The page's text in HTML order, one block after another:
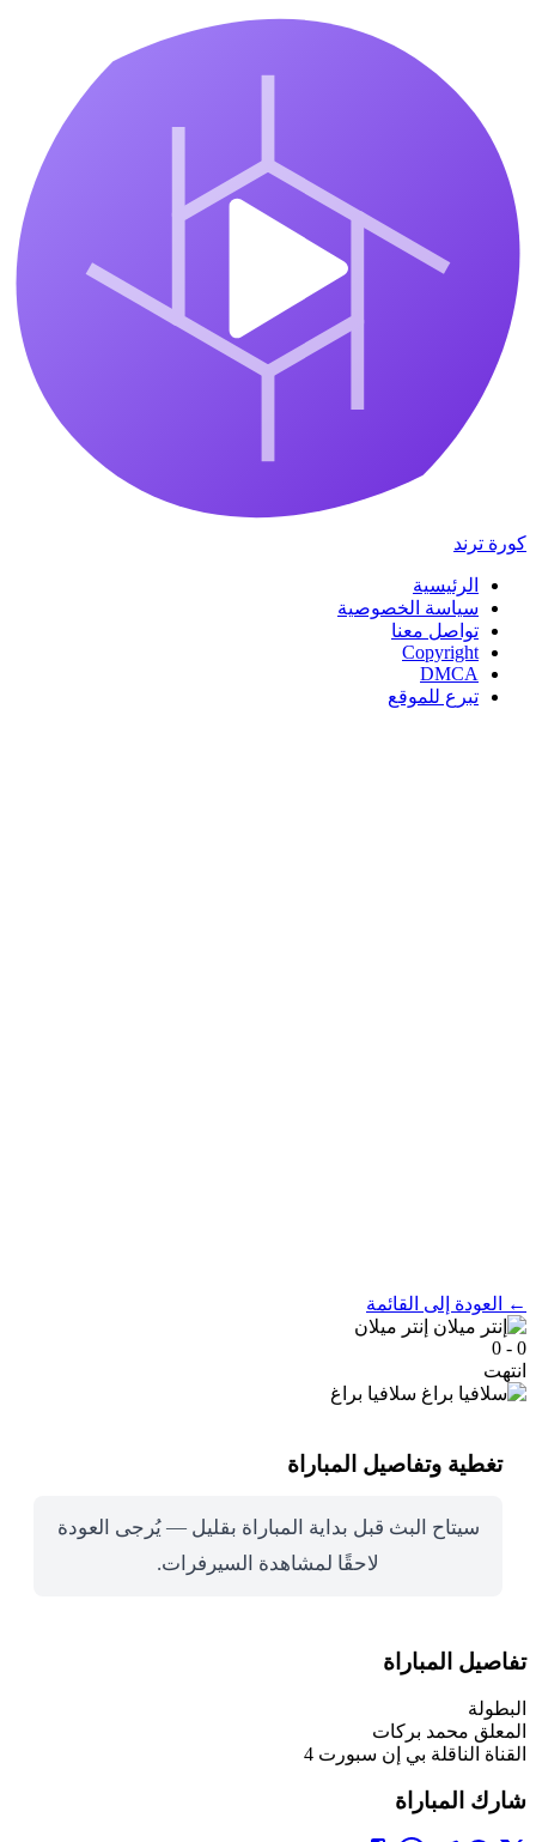
كورة ترند
الرئيسية
سياسة الخصوصية
تواصل معنا
Copyright
DMCA
تبرع للموقع
← العودة إلى القائمة
إنتر ميلان
0 - 0
انتهت
سلافيا براغ
تغطية وتفاصيل المباراة
سيتاح البث قبل بداية المباراة بقليل — يُرجى العودة
لاحقًا لمشاهدة السيرفرات.
تفاصيل المباراة
البطولة
المعلق محمد بركات
القناة الناقلة بي إن سبورت 4
شارك المباراة